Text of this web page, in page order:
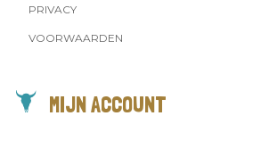
PRIVACY
VOORWAARDEN
MIJN ACCOUNT